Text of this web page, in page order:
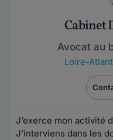
Cabinet
Avocat au
Loire-
J’exerce mon activité
J’interviens dans les